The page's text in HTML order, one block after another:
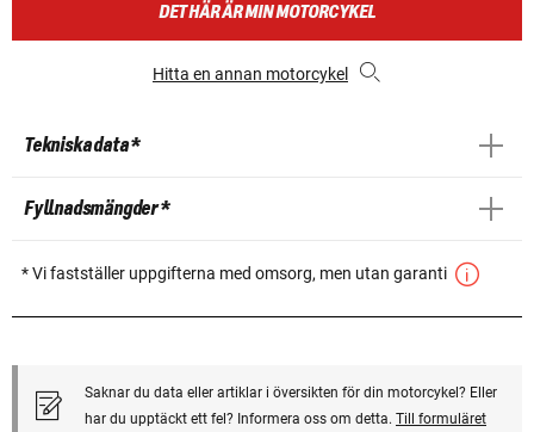
DET HÄR ÄR MIN MOTORCYKEL
Hitta en annan motorcykel
Tekniska data *
Fyllnadsmängder *
* Vi fastställer uppgifterna med omsorg, men utan garanti
Saknar du data eller artiklar i översikten för din motorcykel? Eller
har du upptäckt ett fel? Informera oss om detta. Till formuläret